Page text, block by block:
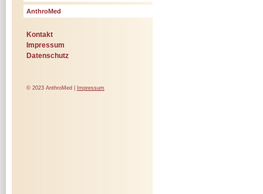
AnthroMed
Kontakt
Impressum
Datenschutz
© 2023 AnthroMed | Impressum